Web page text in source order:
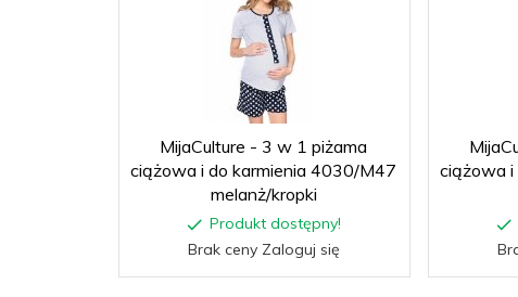
MijaCulture - 3 w 1 piżama
ciążowa i do karmienia 4030/M47
melanż/kropki
Produkt dostępny!
Brak ceny Zaloguj się
ciążowa